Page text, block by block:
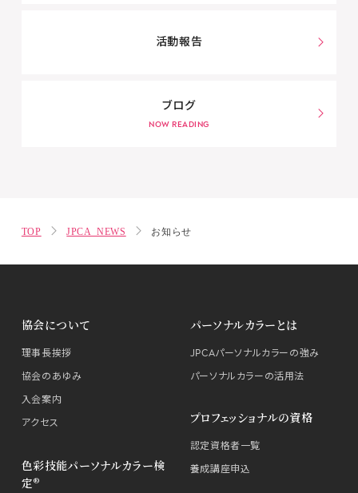
活動報告
ブログ
TOP JPCA NEWS お知らせ
協会について
理事長挨拶
協会のあゆみ
入会案内
アクセス
パーソナルカラーとは
JPCAパーソナルカラーの強み
パーソナルカラーの活用法
色彩技能パーソナルカラー検
定®
プロフェッショナルの資格
認定資格者一覧
養成講座申込